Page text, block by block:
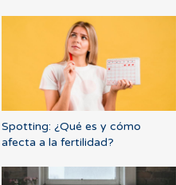
Spotting: ¿Qué es y cómo
afecta a la fertilidad?